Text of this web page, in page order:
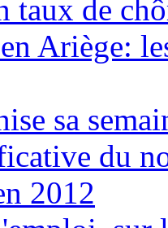
taux de
Ariège:
sa
du
2012